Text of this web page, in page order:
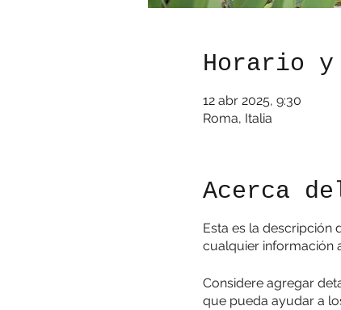
Horario
12 abr 2025, 9:30
Roma, Italia
Acerca
Esta es la descripción
cualquier información
Considere agregar
que pueda ayudar a